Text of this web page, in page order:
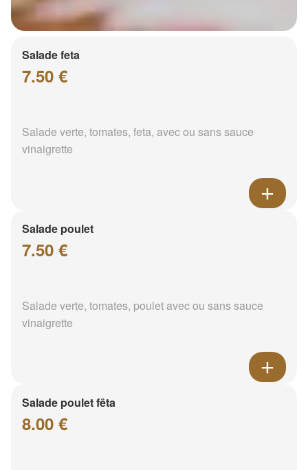
Salade feta
7.50 €
Salade verte, tomates, feta, avec ou sans sauce
vinaigrette
Salade poulet
7.50 €
Salade verte, tomates, poulet avec ou sans sauce
vinaigrette
Salade poulet fêta
8.00 €